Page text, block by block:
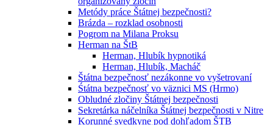
Metódy práce Štátnej bezpečnosti?
Brázda – rozklad osobnosti
Pogrom na Milana Proksu
Herman na ŠtB
Herman, Hlubík hypnotiká
Herman, Hlubík, Macháč
Štátna bezpečnosť nezákonne vo vyšetrovaní
Śtátna bezpečnosť vo väznici MS (Hrmo)
Obludné zločiny Štátnej bezpečnosti
Sekretárka náčelníka Štátnej bezpečnosti v Nitre
Korunné svedkyne pod dohľadom ŠTB